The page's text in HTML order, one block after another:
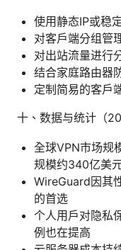
使用静态IP或稳
对客户端分组管
对出站流量进行
结合家庭路由器
定制简易的客户
十、数据与统计（
全球VPN市场规
规模约340亿美
WireGuard因其
的首选
个人用户对隐私
例也在提高